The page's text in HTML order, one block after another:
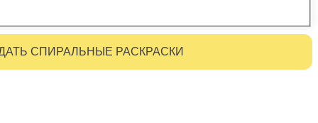
СПИРАЛЬНЫЕ РАСКРАСКИ